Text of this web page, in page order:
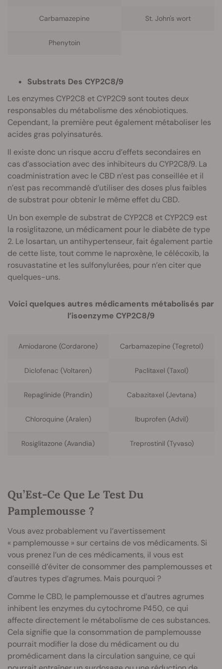
Carbamazepine St. John's wort
Phenytoin
Substrats Des CYP2C8/9
Les enzymes CYP2C8 et CYP2C9 sont toutes deux
responsables du métabolisme des xénobiotiques.
Cependant, la première peut également métaboliser les
acides gras polyinsaturés.
Il existe donc un risque accru d’effets secondaires en
cas d’association avec des inhibiteurs du CYP2C8/9. La
coadministration avec le CBD n’est pas conseillée et il
n’est pas recommandé d’utiliser des doses plus faibles
de substrat pour obtenir le même effet du CBD.
Un bon exemple de substrat de CYP2C8 et CYP2C9 est
la rosiglitazone, un médicament pour le diabète de type
2. Le losartan, un antihypertenseur, fait également partie
de cette liste, tout comme le naproxène, le célécoxib, la
rosuvastatine et les sulfonylurées, pour n’en citer que
quelques-uns.
Voici quelques autres médicaments métabolisés par
l’isoenzyme CYP2C8/9
Amiodarone (Cordarone) Carbamazepine (Tegretol)
Diclofenac (Voltaren) Paclitaxel (Taxol)
Repaglinide (Prandin) Cabazitaxel (Jevtana)
Chloroquine (Aralen) Ibuprofen (Advil)
Rosiglitazone (Avandia) Treprostinil (Tyvaso)
Qu’Est-Ce Que Le Test Du
Pamplemousse ?
Vous avez probablement vu l’avertissement
« pamplemousse » sur certains de vos médicaments. Si
vous prenez l’un de ces médicaments, il vous est
conseillé d’éviter de consommer des pamplemousses et
d’autres types d’agrumes. Mais pourquoi ?
Comme le CBD, le pamplemousse et d’autres agrumes
inhibent les enzymes du cytochrome P450, ce qui
affecte directement le métabolisme de ces substances.
Cela signifie que la consommation de pamplemousse
pourrait modifier la dose du médicament ou du
promédicament dans la circulation sanguine, ce qui